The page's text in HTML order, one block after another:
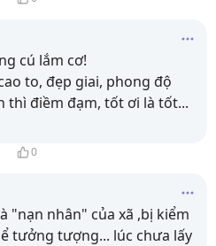
cú lắm cơ!
to, đẹp giai, phong độ
thì điềm đạm, tốt ơi là tốt...
0
"nạn nhân" của xã ,bị kiểm
tưởng tượng... lúc chưa lấy